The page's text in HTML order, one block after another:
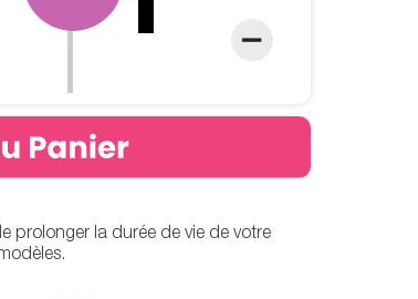
prolonger la durée de vie de votre